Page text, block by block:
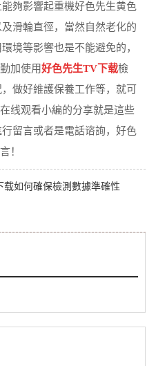
夠影響起重機好色先生黄色
滑輪直徑，當然自然老化的
境等影響也是不能避免的，
加使用好色先生TV下载檢
做好維護保養工作等，就可
线观看小編的分享就是這些
留言或者是電話谘詢，好色
！
载如何確保檢測數據準確性